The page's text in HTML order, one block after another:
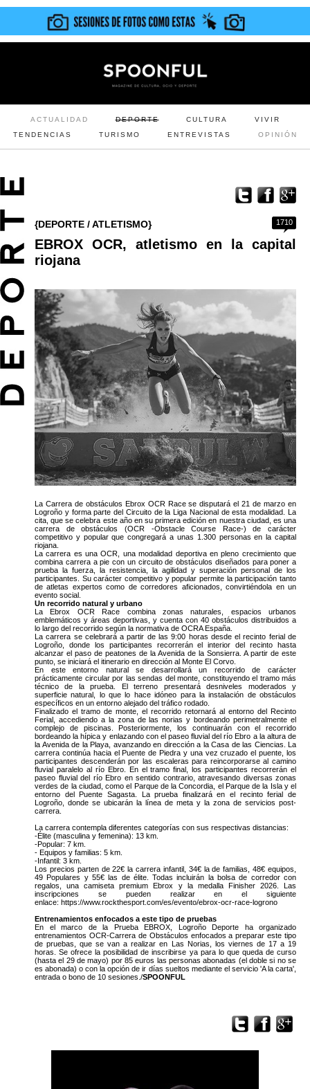
ACTUALIDAD DEPORTE CULTURA
VIVIR
TENDENCIAS
TURISMO ENTREVISTAS OPINIÓN
1710
{DEPORTE / ATLETISMO}
EBROX OCR, atletismo en la capital
riojana
La Carrera de obstáculos Ebrox OCR Race se disputará el 21 de marzo en
Logroño y forma parte del Circuito de la Liga Nacional de esta modalidad. La
cita, que se celebra este año en su primera edición en nuestra ciudad, es una
carrera de obstáculos (OCR -Obstacle Course Race-) de carácter
competitivo y popular que congregará a unas 1.300 personas en la capital
riojana.
La carrera es una OCR, una modalidad deportiva en pleno crecimiento que
combina carrera a pie con un circuito de obstáculos diseñados para poner a
prueba la fuerza, la resistencia, la agilidad y superación personal de los
participantes. Su carácter competitivo y popular permite la participación tanto
de atletas expertos como de corredores aficionados, convirtiéndola en un
evento social.
Un recorrido natural y urbano
La Ebrox OCR Race combina zonas naturales, espacios urbanos
emblemáticos y áreas deportivas, y cuenta con 40 obstáculos distribuidos a
lo largo del recorrido según la normativa de OCRA España.
La carrera se celebrará a partir de las 9:00 horas desde el recinto ferial de
Logroño, donde los participantes recorrerán el interior del recinto hasta
alcanzar el paso de peatones de la Avenida de la Sonsierra. A partir de este
punto, se iniciará el itinerario en dirección al Monte El Corvo.
En este entorno natural se desarrollará un recorrido de carácter
prácticamente circular por las sendas del monte, constituyendo el tramo más
técnico de la prueba. El terreno presentará desniveles moderados y
superficie natural, lo que lo hace idóneo para la instalación de obstáculos
específicos en un entorno alejado del tráfico rodado.
Finalizado el tramo de monte, el recorrido retornará al entorno del Recinto
Ferial, accediendo a la zona de las norias y bordeando perimetralmente el
complejo de piscinas. Posteriormente, los continuarán con el recorrido
bordeando la hípica y enlazando con el paseo fluvial del río Ebro a la altura de
la Avenida de la Playa, avanzando en dirección a la Casa de las Ciencias. La
carrera continúa hacia el Puente de Piedra y una vez cruzado el puente, los
participantes descenderán por las escaleras para reincorporarse al camino
fluvial paralelo al río Ebro. En el tramo final, los participantes recorrerán el
paseo fluvial del río Ebro en sentido contrario, atravesando diversas zonas
verdes de la ciudad, como el Parque de la Concordia, el Parque de la Isla y el
entorno del Puente Sagasta. La prueba finalizará en el recinto ferial de
Logroño, donde se ubicarán la línea de meta y la zona de servicios post-
carrera.
La carrera contempla diferentes categorías con sus respectivas distancias:
-Élite (masculina y femenina): 13 km.
-Popular: 7 km.
- Equipos y familias: 5 km.
-Infantil: 3 km.
Los precios parten de 22€ la carrera infantil, 34€ la de familias, 48€ equipos,
49 Populares y 55€ las de élite. Todas incluirán la bolsa de corredor con
regalos, una camiseta premium Ebrox y la medalla Finisher 2026. Las
inscripciones se pueden realizar en el siguiente
enlace: https://www.rockthesport.com/es/evento/ebrox-ocr-race-logrono
Entrenamientos enfocados a este tipo de pruebas
En el marco de la Prueba EBROX, Logroño Deporte ha organizado
entrenamientos OCR-Carrera de Obstáculos enfocados a preparar este tipo
de pruebas, que se van a realizar en Las Norias, los viernes de 17 a 19
horas. Se ofrece la posibilidad de inscribirse ya para lo que queda de curso
(hasta el 29 de mayo) por 85 euros las personas abonadas (el doble si no se
es abonada) o con la opción de ir días sueltos mediante el servicio 'A la carta',
entrada o bono de 10 sesiones./SPOONFUL